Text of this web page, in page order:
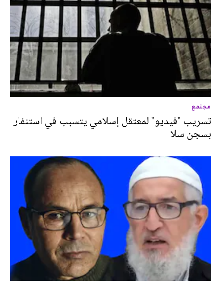
مجتمع
تسريب "فيديو" لمعتقل إسلامي يتسبب في استنفار
بسجن سلا